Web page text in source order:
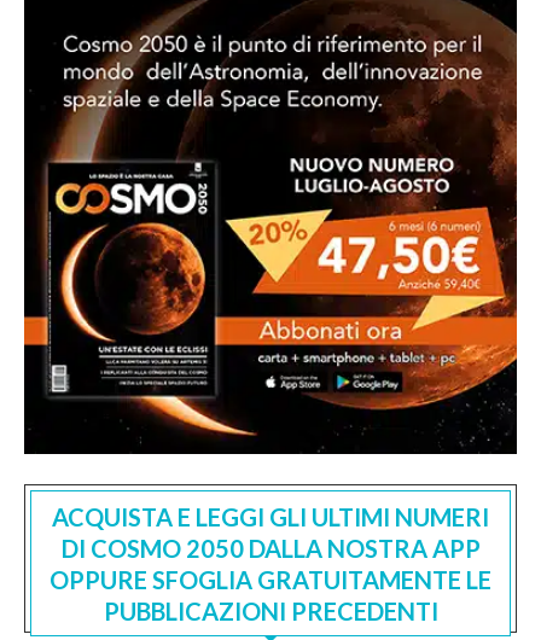
ACQUISTA E LEGGI GLI ULTIMI NUMERI
DI COSMO 2050 DALLA NOSTRA APP
OPPURE SFOGLIA GRATUITAMENTE LE
PUBBLICAZIONI PRECEDENTI